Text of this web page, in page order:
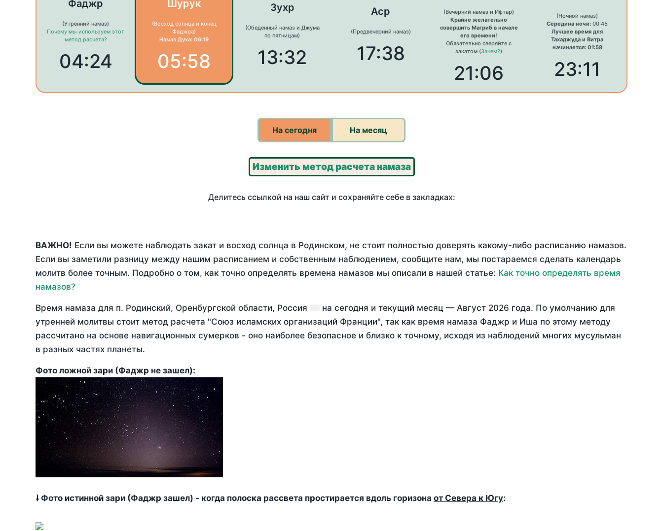
Фаджр
(Утренний намаз)
Почему мы используем этот
метод расчета?
04:24
Шурук
(Восход солнца и конец
Фаджра)
Намаз Духа: 06:19
05:58
Зухр
(Обеденный намаз и Джума
по пятницам)
13:32
Аср
(Предвечерний намаз)
17:38
(Вечерний намаз и Ифтар)
Крайне желательно
совершить Магриб в начале
его времени!
Обязательно сверяйте с
закатом (Зачем?)
21:06
(Ночной намаз)
Середина ночи: 00:45
Лучшее время для
Тахаджуда и Витра
начинается: 01:58
23:11
На сегодня На месяц
Изменить метод расчета намаза
Делитесь ссылкой на наш сайт и сохраняйте себе в закладках:
ВАЖНО! Если вы можете наблюдать закат и восход солнца в Родинском, не стоит полностью доверять какому-либо расписанию намазов.
Если вы заметили разницу между нашим расписанием и собственным наблюдением, сообщите нам, мы постараемся сделать календарь
молитв более точным. Подробно о том, как точно определять времена намазов мы описали в нашей статье: Как точно определять время
намазов?
Время намаза для п. Родинский, Оренбургской области, Россия на сегодня и текущий месяц — Август 2026 года. По умолчанию для
утренней молитвы стоит метод расчета "Союз исламских организаций Франции", так как время намаза Фаджр и Иша по этому методу
рассчитано на основе навигационных сумерков - оно наиболее безопасное и близко к точному, исходя из наблюдений многих мусульман
в разных частях планеты.
Фото ложной зари (Фаджр не зашел):
🠗 Фото истинной зари (Фаджр зашел) - когда полоска рассвета простирается вдоль горизона от Севера к Югу: